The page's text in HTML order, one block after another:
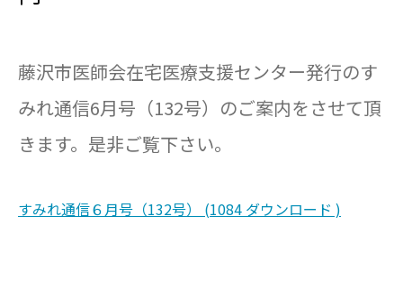
藤沢市医師会在宅医療支援センター発行のす
みれ通信6月号（132号）のご案内をさせて頂
きます。是非ご覧下さい。
すみれ通信６月号（132号） (1084 ダウンロード )